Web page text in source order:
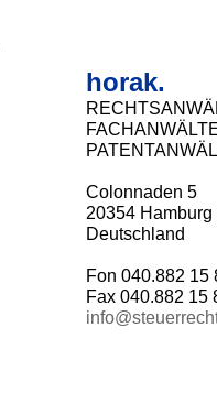
horak.
Colonnaden 5
20354 Hamburg
Deutschland
Fon 040.882 15
Fax 040.882 15